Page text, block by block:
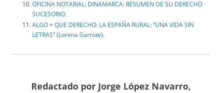
OFICINA NOTARIAL: DINAMARCA: RESUMEN DE SU DERECHO
SUCESORIO.
ALGO + QUE DERECHO: LA ESPAÑA RURAL: “UNA VIDA SIN
LETRAS” (Lorena Garrote).
Redactado por Jorge López Navarro,